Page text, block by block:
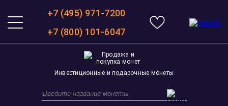
+7 (495) 971-7200
+7 (800) 101-6047
Инвестиционные и подарочные монеты